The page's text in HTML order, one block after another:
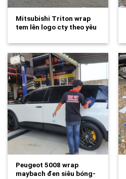
Mitsubishi Triton wrap
tem lên logo cty theo yêu
Peugeot 5008 wrap
maybach đen siêu bóng-